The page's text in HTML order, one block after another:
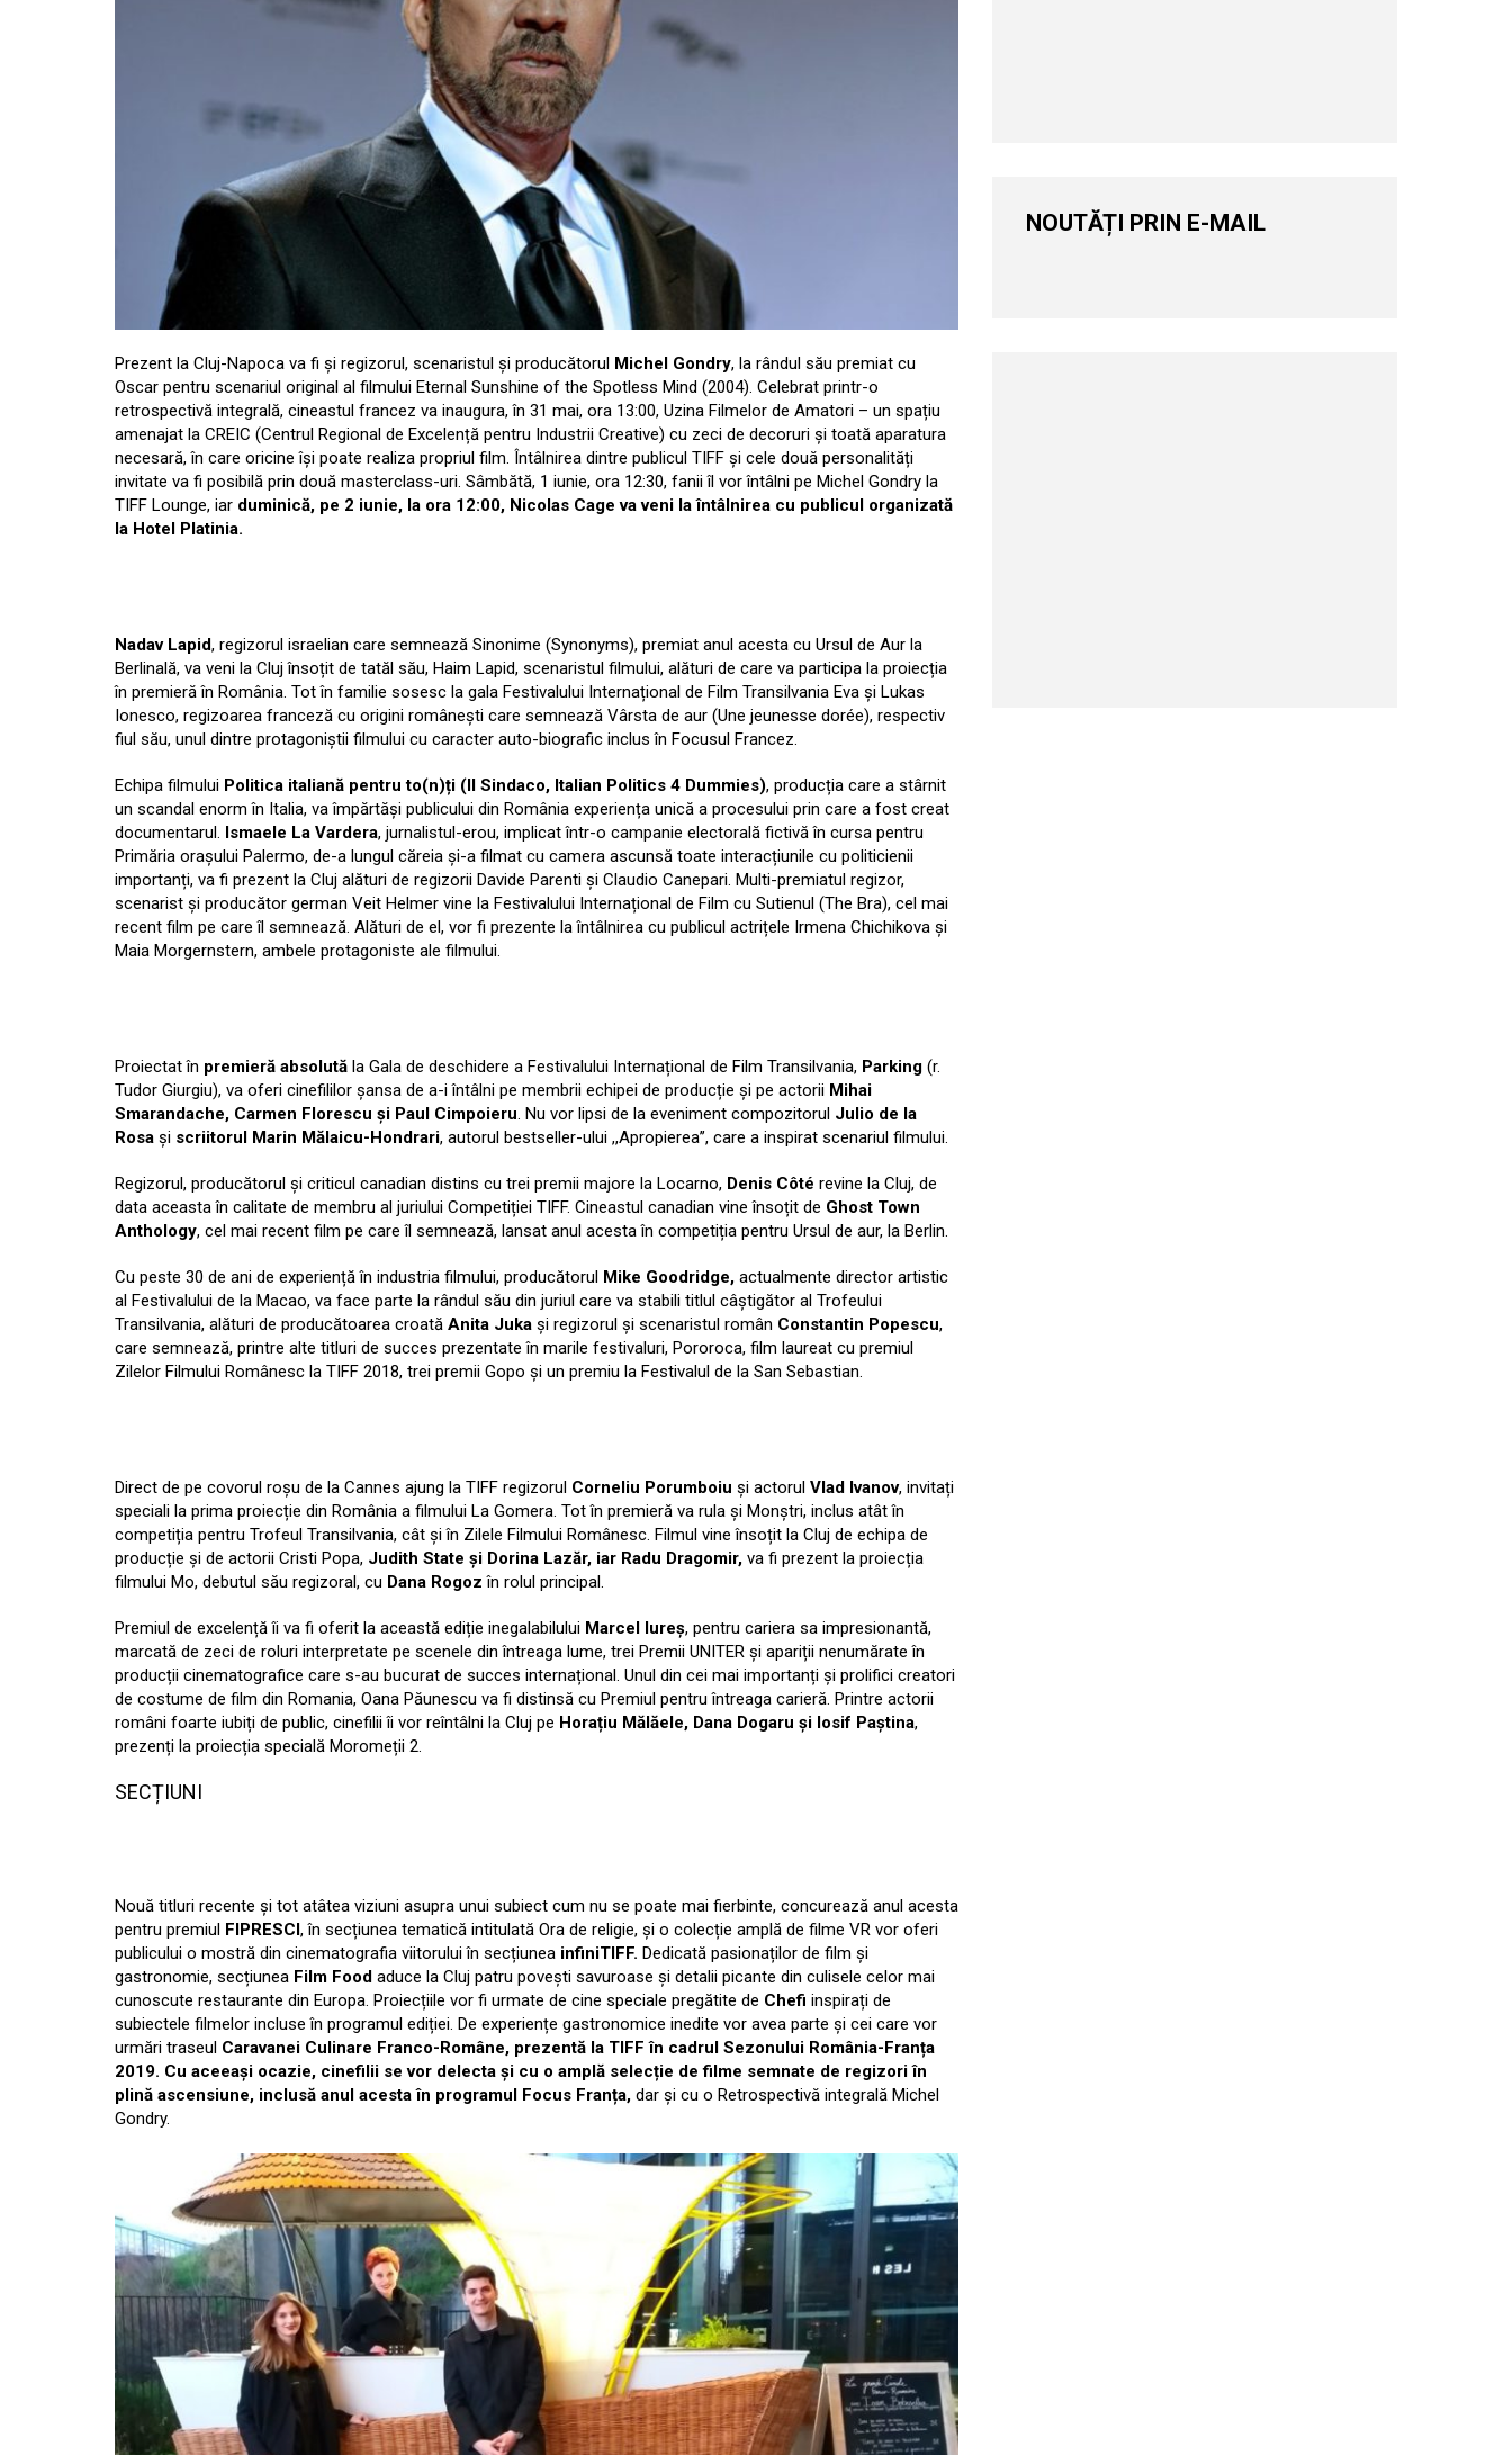
Prezent la Cluj-Napoca va fi și regizorul, scenaristul și producătorul Michel Gondry, la rândul său premiat cu
Oscar pentru scenariul original al filmului Eternal Sunshine of the Spotless Mind (2004). Celebrat printr-o
retrospectivă integrală, cineastul francez va inaugura, în 31 mai, ora 13:00, Uzina Filmelor de Amatori – un spațiu
amenajat la CREIC (Centrul Regional de Excelență pentru Industrii Creative) cu zeci de decoruri și toată aparatura
necesară, în care oricine își poate realiza propriul film. Întâlnirea dintre publicul TIFF și cele două personalități
invitate va fi posibilă prin două masterclass-uri. Sâmbătă, 1 iunie, ora 12:30, fanii îl vor întâlni pe Michel Gondry la
TIFF Lounge, iar duminică, pe 2 iunie, la ora 12:00, Nicolas Cage va veni la întâlnirea cu publicul organizată
la Hotel Platinia.
Nadav Lapid, regizorul israelian care semnează Sinonime (Synonyms), premiat anul acesta cu Ursul de Aur la
Berlinală, va veni la Cluj însoțit de tatăl său, Haim Lapid, scenaristul filmului, alături de care va participa la proiecția
în premieră în România. Tot în familie sosesc la gala Festivalului Internațional de Film Transilvania Eva și Lukas
Ionesco, regizoarea franceză cu origini românești care semnează Vârsta de aur (Une jeunesse dorée), respectiv
fiul său, unul dintre protagoniștii filmului cu caracter auto-biografic inclus în Focusul Francez.
Echipa filmului Politica italiană pentru to(n)ți (Il Sindaco, Italian Politics 4 Dummies), producția care a stârnit
un scandal enorm în Italia, va împărtăși publicului din România experiența unică a procesului prin care a fost creat
documentarul. Ismaele La Vardera, jurnalistul-erou, implicat într-o campanie electorală fictivă în cursa pentru
Primăria orașului Palermo, de-a lungul căreia și-a filmat cu camera ascunsă toate interacțiunile cu politicienii
importanți, va fi prezent la Cluj alături de regizorii Davide Parenti și Claudio Canepari. Multi-premiatul regizor,
scenarist și producător german Veit Helmer vine la Festivalului Internațional de Film cu Sutienul (The Bra), cel mai
recent film pe care îl semnează. Alături de el, vor fi prezente la întâlnirea cu publicul actrițele Irmena Chichikova și
Maia Morgernstern, ambele protagoniste ale filmului.
Proiectat în premieră absolută la Gala de deschidere a Festivalului Internațional de Film Transilvania, Parking (r.
Tudor Giurgiu), va oferi cinefililor șansa de a-i întâlni pe membrii echipei de producție și pe actorii Mihai
Smarandache, Carmen Florescu și Paul Cimpoieru . Nu vor lipsi de la eveniment compozitorul Julio de la
Rosa și scriitorul Marin Mălaicu-Hondrari, autorul bestseller-ului ,,Apropierea’’, care a inspirat scenariul filmului.
Regizorul, producătorul și criticul canadian distins cu trei premii majore la Locarno, Denis Côté revine la Cluj, de
data aceasta în calitate de membru al juriului Competiției TIFF. Cineastul canadian vine însoțit de Ghost Town
Anthology, cel mai recent film pe care îl semnează, lansat anul acesta în competiția pentru Ursul de aur, la Berlin.
Cu peste 30 de ani de experiență în industria filmului, producătorul Mike Goodridge, actualmente director artistic
al Festivalului de la Macao, va face parte la rândul său din juriul care va stabili titlul câștigător al Trofeului
Transilvania, alături de producătoarea croată Anita Juka și regizorul și scenaristul român Constantin Popescu,
care semnează, printre alte titluri de succes prezentate în marile festivaluri, Pororoca, film laureat cu premiul
Zilelor Filmului Românesc la TIFF 2018, trei premii Gopo și un premiu la Festivalul de la San Sebastian.
Direct de pe covorul roșu de la Cannes ajung la TIFF regizorul Corneliu Porumboiu și actorul Vlad Ivanov, invitați
speciali la prima proiecție din România a filmului La Gomera. Tot în premieră va rula și Monștri, inclus atât în
competiția pentru Trofeul Transilvania, cât și în Zilele Filmului Românesc. Filmul vine însoțit la Cluj de echipa de
producție și de actorii Cristi Popa, Judith State și Dorina Lazăr, iar Radu Dragomir, va fi prezent la proiecția
filmului Mo, debutul său regizoral, cu Dana Rogoz în rolul principal.
Premiul de excelență îi va fi oferit la această ediție inegalabilului Marcel Iureș, pentru cariera sa impresionantă,
marcată de zeci de roluri interpretate pe scenele din întreaga lume, trei Premii UNITER și apariții nenumărate în
producții cinematografice care s-au bucurat de succes internațional. Unul din cei mai importanți și prolifici creatori
de costume de film din Romania, Oana Păunescu va fi distinsă cu Premiul pentru întreaga carieră. Printre actorii
români foarte iubiți de public, cinefilii îi vor reîntâlni la Cluj pe Horațiu Mălăele, Dana Dogaru și Iosif Paștina,
prezenți la proiecția specială Moromeții 2.
SECȚIUNI
Nouă titluri recente și tot atâtea viziuni asupra unui subiect cum nu se poate mai fierbinte, concurează anul acesta
pentru premiul FIPRESCI, în secțiunea tematică intitulată Ora de religie, și o colecție amplă de filme VR vor oferi
publicului o mostră din cinematografia viitorului în secțiunea infiniTIFF. Dedicată pasionaților de film și
gastronomie, secțiunea Film Food aduce la Cluj patru povești savuroase și detalii picante din culisele celor mai
cunoscute restaurante din Europa. Proiecțiile vor fi urmate de cine speciale pregătite de Chefi inspirați de
subiectele filmelor incluse în programul ediției. De experiențe gastronomice inedite vor avea parte și cei care vor
urmări traseul Caravanei Culinare Franco-Române, prezentă la TIFF în cadrul Sezonului România-Franța
2019. Cu aceeași ocazie, cinefilii se vor delecta și cu o amplă selecție de filme semnate de regizori în
plină ascensiune, inclusă anul acesta în programul Focus Franța, dar și cu o Retrospectivă integrală Michel
Gondry.
NOUTĂȚI PRIN E-MAIL